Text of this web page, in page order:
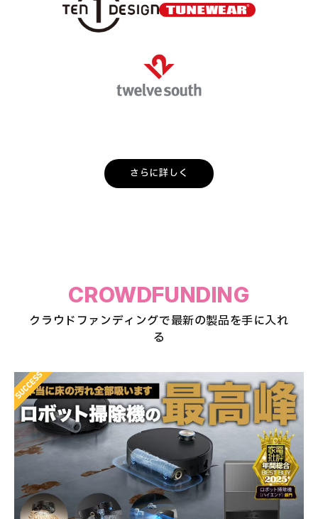
さらに詳しく
CROWDFUNDING
クラウドファンディングで最新の製品を手に入れ
る